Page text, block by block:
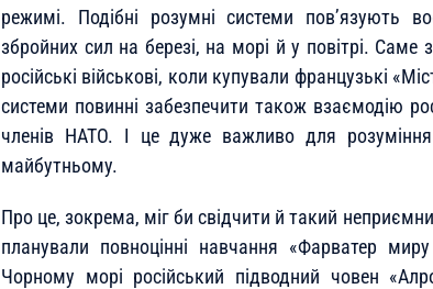
режимі. Подібні розумні системи пов’язують
збройних сил на березі, на морі й у повітрі.
російські військові, коли купували французькі
системи повинні забезпечити також взаємодію
членів НАТО. І це дуже важливо для
майбутньому.
Про це, зокрема, міг би свідчити й такий
планували повноцінні навчання «Фарватер
Чорному морі російський підводний човен